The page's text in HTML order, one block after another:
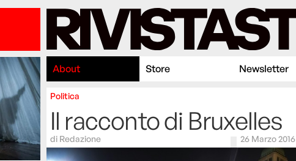
About Store Newsletter
Politica
Il racconto di Bruxelles
di Redazione 26 Marzo 2016